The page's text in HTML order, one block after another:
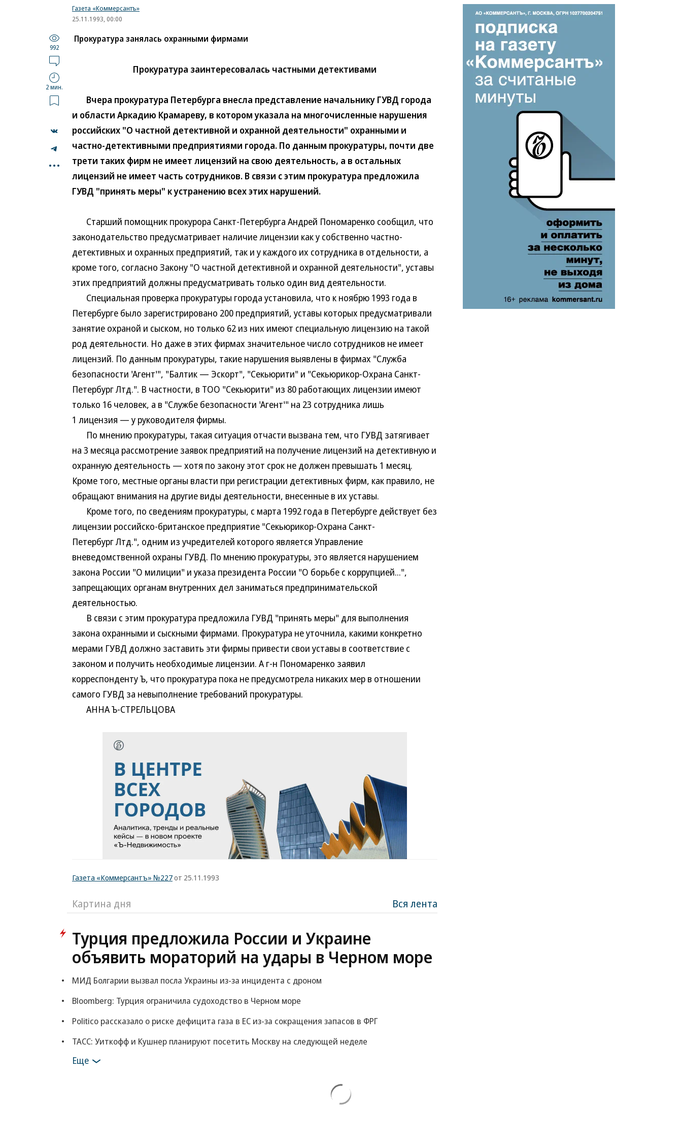
Газета «Коммерсантъ»
25.11.1993, 00:00
992
2 мин.
...
Прокуратура занялась охранными фирмами
Прокуратура заинтересовалась частными детективами
Вчера прокуратура Петербурга внесла представление начальнику ГУВД города
и области Аркадию Крамареву, в котором указала на многочисленные нарушения
российских "О частной детективной и охранной деятельности" охранными и
частно-детективными предприятиями города. По данным прокуратуры, почти две
трети таких фирм не имеет лицензий на свою деятельность, а в остальных
лицензий не имеет часть сотрудников. В связи с этим прокуратура предложила
ГУВД "принять меры" к устранению всех этих нарушений.
Старший помощник прокурора Санкт-Петербурга Андрей Пономаренко сообщил, что
законодательство предусматривает наличие лицензии как у собственно частно-
детективных и охранных предприятий, так и у каждого их сотрудника в отдельности, а
кроме того, согласно Закону "О частной детективной и охранной деятельности", уставы
этих предприятий должны предусматривать только один вид деятельности.
Специальная проверка прокуратуры города установила, что к ноябрю 1993 года в
Петербурге было зарегистрировано 200 предприятий, уставы которых предусматривали
занятие охраной и сыском, но только 62 из них имеют специальную лицензию на такой
род деятельности. Но даже в этих фирмах значительное число сотрудников не имеет
лицензий. По данным прокуратуры, такие нарушения выявлены в фирмах "Служба
безопасности 'Агент'", "Балтик — Эскорт", "Секьюрити" и "Секьюрикор-Охрана Санкт-
Петербург Лтд.". В частности, в ТОО "Секьюрити" из 80 работающих лицензии имеют
только 16 человек, а в "Службе безопасности 'Агент'" на 23 сотрудника лишь
1 лицензия — у руководителя фирмы.
По мнению прокуратуры, такая ситуация отчасти вызвана тем, что ГУВД затягивает
на 3 месяца рассмотрение заявок предприятий на получение лицензий на детективную и
охранную деятельность — хотя по закону этот срок не должен превышать 1 месяц.
Кроме того, местные органы власти при регистрации детективных фирм, как правило, не
обращают внимания на другие виды деятельности, внесенные в их уставы.
Кроме того, по сведениям прокуратуры, с марта 1992 года в Петербурге действует без
лицензии российско-британское предприятие "Секьюрикор-Охрана Санкт-
Петербург Лтд.", одним из учредителей которого является Управление
вневедомственной охраны ГУВД. По мнению прокуратуры, это является нарушением
закона России "О милиции" и указа президента России "О борьбе с коррупцией...",
запрещающих органам внутренних дел заниматься предпринимательской
деятельностью.
В связи с этим прокуратура предложила ГУВД "принять меры" для выполнения
закона охранными и сыскными фирмами. Прокуратура не уточнила, какими конкретно
мерами ГУВД должно заставить эти фирмы привести свои уставы в соответствие с
законом и получить необходимые лицензии. А г-н Пономаренко заявил
корреспонденту Ъ, что прокуратура пока не предусмотрела никаких мер в отношении
самого ГУВД за невыполнение требований прокуратуры.
АННА Ъ-СТРЕЛЬЦОВА
Газета «Коммерсантъ» №227от 25.11.1993
Картина дня Вся лента
Турция предложила России и Украине
объявить мораторий на удары в Черном море
МИД Болгарии вызвал посла Украины из-за инцидента с дроном
Bloomberg: Турция ограничила судоходство в Черном море
Politico рассказало о риске дефицита газа в ЕС из-за сокращения запасов в ФРГ
ТАСС: Уиткофф и Кушнер планируют посетить Москву на следующей неделе
Еще